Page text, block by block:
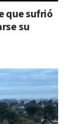
que sufrió
su